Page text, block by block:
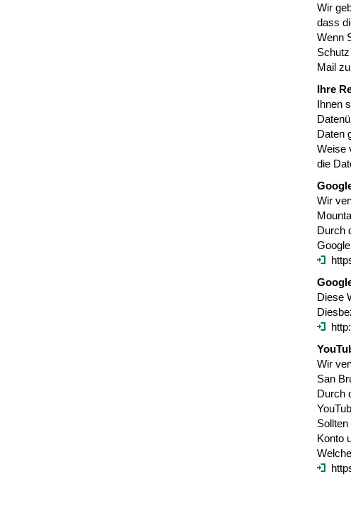
Wir
dass
Wenn
Mail
Ihre
Ihnen
Daten
Weise
die
Wir
Durch
Diese
Wir
San
Durch
Konto